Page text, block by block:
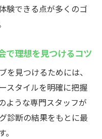
きるフィッティン
ラブを納得いくまで
ラブを徹底比較す
得のいく選択がで
験できる点が多くのゴ
で理想を見つけるコツ
を見つけるためには、
スタイルを明確に把握
ような専門スタッフが
診断の結果をもとに最